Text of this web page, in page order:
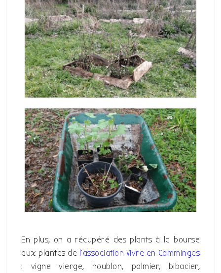
En plus, on a récupéré des plants à la bourse
aux plantes de l’association Vivre en Comminges
: vigne vierge, houblon, palmier, bibacier,